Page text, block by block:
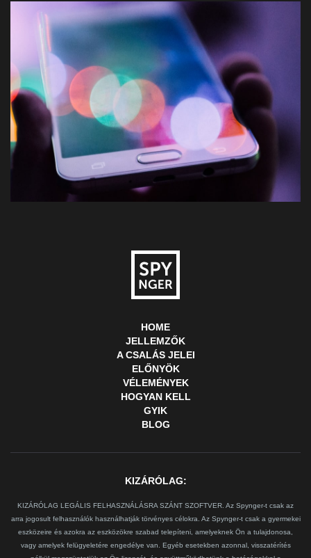
HOME
JELLEMZŐK
A CSALÁS JELEI
ELŐNYÖK
VÉLEMÉNYEK
HOGYAN KELL
GYIK
BLOG
KIZÁRÓLAG:
KIZÁRÓLAG LEGÁLIS FELHASZNÁLÁSRA SZÁNT SZOFTVER. Az Spynger-t csak az
arra jogosult felhasználók használhatják törvényes célokra. Az Spynger-t csak a gyermekei
eszközeire és azokra az eszközökre szabad telepíteni, amelyeknek Ön a tulajdonosa,
vagy amelyek felügyeletére engedélye van. Egyéb esetekben azonnal, visszatérítés